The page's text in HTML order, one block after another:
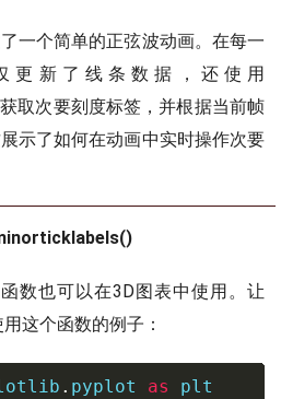
一个简单的正弦波动画。在每一
更新了线条数据，还使用
获取次要刻度标签，并根据当前帧
示了如何在动画中实时操作次要
函数也可以在3D图表中使用。让
这个函数的例子：
. pyplot as